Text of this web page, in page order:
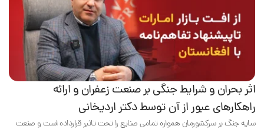
اثر بحران و شرایط جنگی بر صنعت زعفران و ارائه
راهکارهای عبور از آن توسط دکتر اردیخانی
سایه جنگ بر سرکشورمان همواره تمامی صنایع را تحت تاثیر قرارداده است و صنعت